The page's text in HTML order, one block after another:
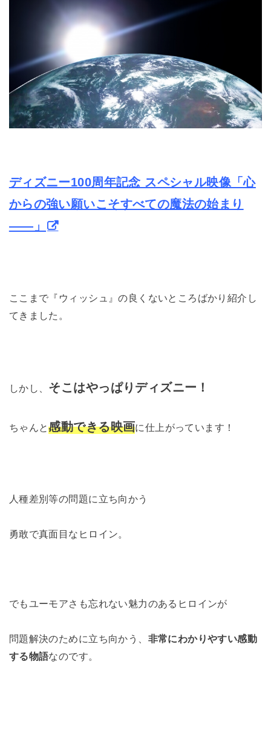
ディズニー100周年記念 スペシャル映像「心
からの強い願いこそすべての魔法の始まり
――」
ここまで『ウィッシュ』の良くないところばかり紹介し
てきました。
しかし、 そこはやっぱりディズニー！
ちゃんと感動できる映画に仕上がっています！
人種差別等の問題に立ち向かう
勇敢で真面目なヒロイン。
でもユーモアさも忘れない魅力のあるヒロインが
問題解決のために立ち向かう、 非常にわかりやすい感動
する物語なのです。